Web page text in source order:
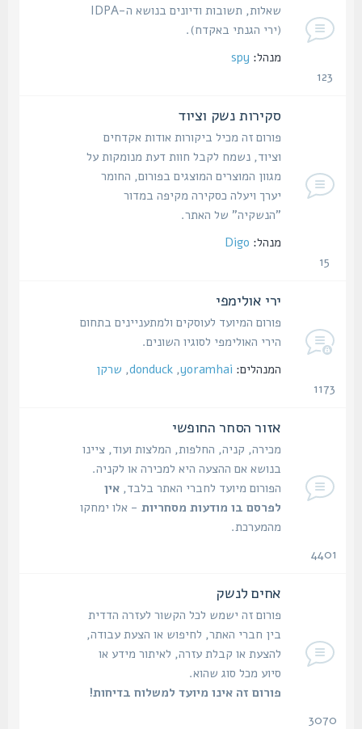
שאלות, תשובות ודיונים בנושא ה-IDPA
(ירי הגנתי באקדח).
מנהל: spy
סקירות נשק וציוד
פורום זה מכיל ביקורות אודות אקדחים
וציוד, נשמח לקבל חוות דעת מנומקות על
מגוון המוצרים המוצגים בפורום, החומר
יערך ויעלה כסקירה מקיפה במדור
"הנשקיה" של האתר.
מנהל: Digo
ירי אולימפי
פורום המיועד לעוסקים ולמתעניינים בתחום
הירי האולימפי לסוגיו השונים.
המנהלים: yoramhai
,
donduck
,שרקן
אזור הסחר החופשי
מכירה, קניה, החלפות, המלצות ועוד, ציינו
בנושא אם ההצעה היא למכירה או לקניה.
הפורום מיועד לחברי האתר בלבד,אין
לפרסם בו מודעות מסחריות- אלו ימחקו
מהמערכת.
אחים לנשק
פורום זה ישמש לכל הקשור לעזרה הדדית
בין חברי האתר, לחיפוש או הצעת עבודה,
להצעת או קבלת עזרה, לאיתור מידע או
סיוע מכל סוג שהוא.
פורום זה אינו מיועד למשלוח בדיחות!
3070